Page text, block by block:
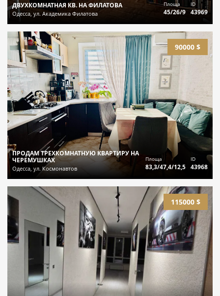
ДВУХКОМНАТНАЯ КВ. НА ФИЛАТОВА
Одесса, ул. Академика Филатова
Площа
45/26/9
ID
43969
90000 $
ПРОДАМ ТРЕХКОМНАТНУЮ КВАРТИРУ НА
ЧЕРЕМУШКАХ
Одесса, ул. Космонавтов
Площа
83,3/47,4/12,5
ID
43968
115000 $